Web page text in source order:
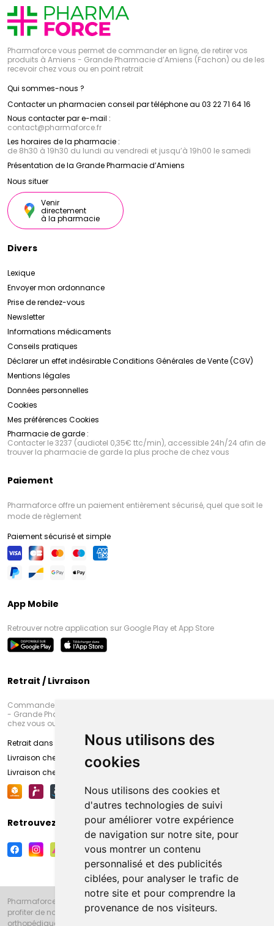
Nous utilisons des
cookies
Nous utilisons des cookies et
d'autres technologies de suivi
pour améliorer votre expérience
de navigation sur notre site, pour
vous montrer un contenu
personnalisé et des publicités
ciblées, pour analyser le trafic de
notre site et pour comprendre la
provenance de nos visiteurs.
Pharmaforce vous permet de commander en ligne, de retirer vos
produits à Amiens - Grande Pharmacie d’Amiens (Fachon) ou de les
recevoir chez vous ou en point retrait
Qui sommes-nous ?
Contacter un pharmacien conseil par téléphone au 03 22 71 64 16
Nous contacter par e-mail :
contact@pharmaforce.fr
Les horaires de la pharmacie :
de 8h30 à 19h30 du lundi au vendredi et jusqu’à 19h00 le samedi
Présentation de la Grande Pharmacie d’Amiens
Nous situer
Venir
directement
à la pharmacie
Divers
Lexique
Envoyer mon ordonnance
Prise de rendez-vous
Newsletter
Informations médicaments
Conseils pratiques
Déclarer un effet indésirableConditions Générales de Vente (CGV)
Mentions légales
Données personnelles
Cookies
Mes préférences Cookies
Pharmacie de garde :
Contacter le 3237 (audiotel 0,35€ ttc/min), accessible 24h/24 afin de
trouver la pharmacie de garde la plus proche de chez vous
Paiement
Pharmaforce offre un paiement entièrement sécurisé, quel que soit le
mode de règlement
Paiement sécurisé et simple
App Mobile
Retrouver notre application sur Google Play et App Store
Retrait / Livraison
Commandez en ligne et venez chercher votre commande à Amiens
- Grande Pharmacie d’Amiens (Fachon) ou recevez-là rapidement
chez vous ou en point retrait
Retrait dans la pharmacie d’Amiens
Livraison chez vous
Livraison chez votre commerçant
Retrouvez-nous sur vos réseaux sociaux
Pharmaforce.fr et la Grande Pharmacie d’Amiens vous souhaitent de
profiter de notre accueil, de nos conseils pharmaceutiques,
orthopédiques, homéopathiques, parapharmaceutiques, beauté et